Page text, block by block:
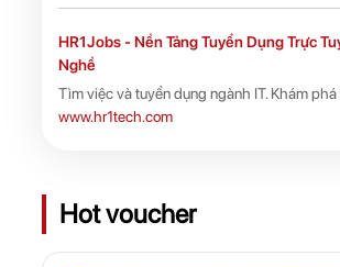
HR1Jobs - Nền Tảng Tuyển Dụng Trực
Nghề
Tìm việc và tuyển dụng ngành IT. Khám
www.hr1tech.com
Hot voucher